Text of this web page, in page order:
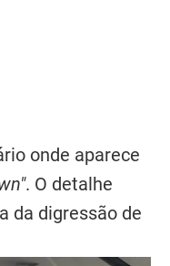
onde aparece
. O detalhe
da digressão de